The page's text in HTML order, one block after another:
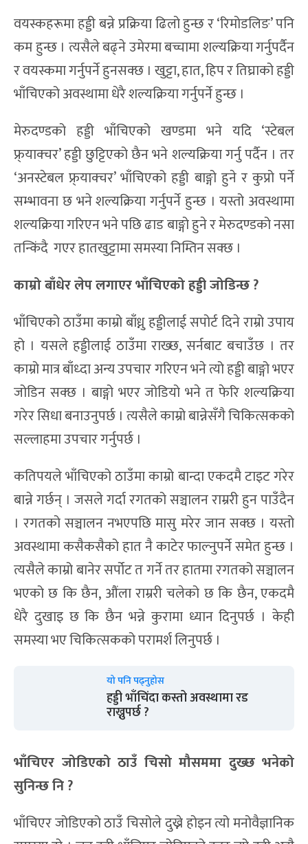
वयस्कहरूमा हड्डी बन्ने प्रक्रिया ढिलो हुन्छ र ‘रिमोडलिङ’ पनि
कम हुन्छ । त्यसैले बढ्ने उमेरमा बच्चामा शल्यक्रिया गर्नुपर्दैन
र वयस्कमा गर्नुपर्ने हुनसक्छ । खुट्टा, हात, हिप र तिघ्राको हड्डी
भाँचिएको अवस्थामा धेरै शल्यक्रिया गर्नुपर्ने हुन्छ ।
मेरुदण्डको हड्डी भाँचिएको खण्डमा भने यदि ‘स्टेबल
फ्र्याक्चर’ हड्डी छुट्टिएको छैन भने शल्यक्रिया गर्नु पर्दैन । तर
‘अनस्टेबल फ्र्याक्चर’ भाँचिएको हड्डी बाङ्गो हुने र कुप्रो पर्ने
सम्भावना छ भने शल्यक्रिया गर्नुपर्ने हुन्छ । यस्तो अवस्थामा
शल्यक्रिया गरिएन भने पछि ढाड बाङ्गो हुने र मेरुदण्डको नसा
तन्किंदै गएर हातखुट्टामा समस्या निम्तिन सक्छ ।
काम्रो बाँधेरलेप लगाएर भाँचिएको हड्डी जोडिन्छ ?
भाँचिएको ठाउँमा काम्रो बाँध्नु हड्डीलाई सपोर्ट दिने राम्रो उपाय
हो । यसले हड्डीलाई ठाउँमा राख्छ, सर्नबाट बचाउँछ । तर
काम्रो मात्र बाँध्दा अन्य उपचार गरिएन भने त्यो हड्डी बाङ्गो भएर
जोडिन सक्छ । बाङ्गो भएर जोडियो भने त फेरि शल्यक्रिया
गरेर सिधा बनाउनुपर्छ । त्यसैले काम्रो बान्नेसँगै चिकित्सकको
सल्लाहमा उपचार गर्नुपर्छ ।
कतिपयले भाँचिएको ठाउँमा काम्रो बान्दा एकदमै टाइट गरेर
बान्ने गर्छन् । जसले गर्दा रगतको सञ्चालन राम्ररी हुन पाउँदैन
। रगतको सञ्चालन नभएपछि मासु मरेर जान सक्छ । यस्तो
अवस्थामा कसैकसैको हात नै काटेर फाल्नुपर्ने समेत हुन्छ ।
त्यसैले काम्रो बानेर सर्पोट त गर्ने तर हातमा रगतको सञ्चालन
भएको छ कि छैन, औंला राम्ररी चलेको छ कि छैन, एकदमै
धेरै दुखाइ छ कि छैन भन्ने कुरामा ध्यान दिनुपर्छ । केही
समस्या भए चिकित्सकको परामर्श लिनुपर्छ ।
यो पनि पढ्नुहोस
हड्डी भाँचिंदा कस्तो अवस्थामा रड
राख्नुपर्छ ?
भाँचिएर जोडिएको ठाउँ चिसो मौसममा दुख्छ भनेको
सुनिन्छ नि ?
भाँचिएर जोडिएको ठाउँ चिसोले दुख्ने होइन त्यो मनोवैज्ञानिक